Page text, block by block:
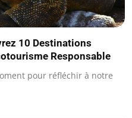
10 Destinations
Responsable
pour réfléchir à notre